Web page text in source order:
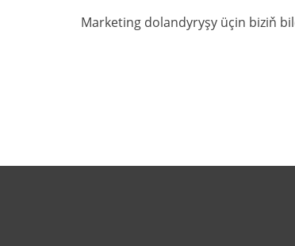
Marketing dolandyryşy üçin biziň